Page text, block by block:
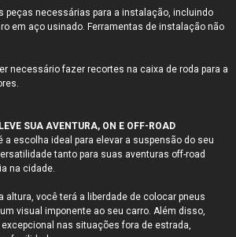
peças necessárias para a instalação, incluindo
em aço usinado. Ferramentas de instalação não
necessário fazer recortes na caixa de roda para a
SUA AVENTURA, ON E OFF-ROAD
a escolha ideal para elevar a suspensão do seu
tanto para suas aventuras off-road
na cidade.
altura, você terá a liberdade de colocar pneus
visual imponente ao seu carro. Além disso,
nas situações fora de estrada,